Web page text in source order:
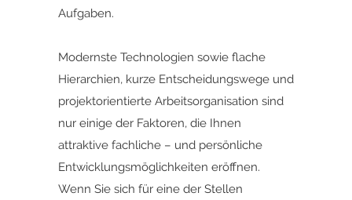
Aufgaben.
Modernste Technologien sowie flache
Hierarchien, kurze Entscheidungswege und
projektorientierte Arbeitsorganisation sind
nur einige der Faktoren, die Ihnen
attraktive fachliche – und persönliche
Entwicklungsmöglichkeiten eröffnen.
Wenn Sie sich für eine der Stellen